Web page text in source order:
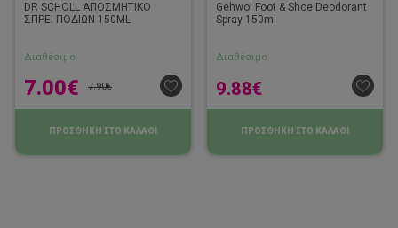
DR SCHOLL ΑΠΟΣΜΗΤΙΚΟ
ΣΠΡΕΙ ΠΟΔΙΩΝ 150ML
Διαθέσιμο
7.90€
7.00€
ΠΡΟΣΘΗΚΗ ΣΤΟ ΚΑΛΑΘΙ
Gehwol Foot & Shoe Deodorant
Spray 150ml
Διαθέσιμο
9.88€
ΠΡΟΣΘΗΚΗ ΣΤΟ ΚΑΛΑΘΙ